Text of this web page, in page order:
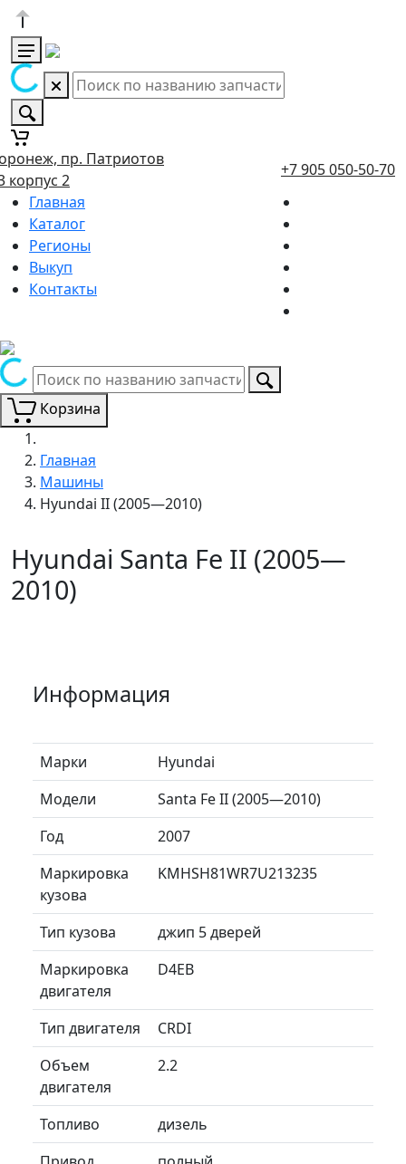
пр. Патриотов
корпус 2
+7 905 050-50-70
Главная
Каталог
Регионы
Выкуп
Контакты
Корзина
Главная
Машины
Hyundai II (2005—2010)
Hyundai Santa Fe II (2005—
2010)
Информация
Марки
Hyundai
Модели
Santa Fe II (2005—2010)
Год
2007
Маркировка
кузова
KMHSH81WR7U213235
Тип кузова
джип 5 дверей
Маркировка
двигателя
D4EB
Тип двигателя
CRDI
Объем
двигателя
2.2
Топливо
дизель